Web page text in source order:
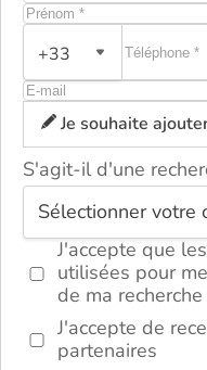
+33
Je souhaite
S'agit-il d'une
J'accepte que
utilisées pour
de ma
J'accepte de
partenaires